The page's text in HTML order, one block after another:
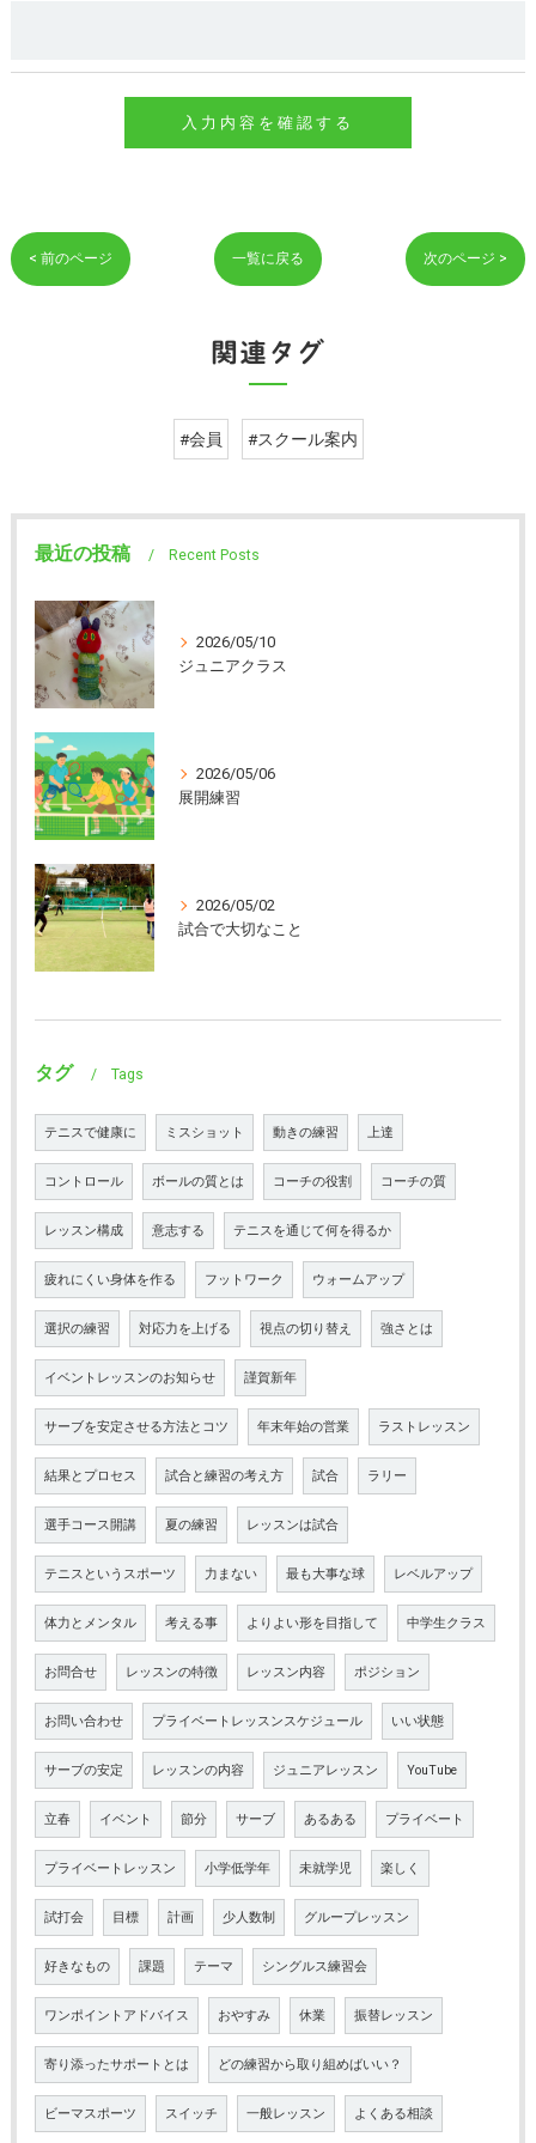
< 前のページ 一覧に戻る 次のページ >
関連タグ
#会員 #スクール案内
最近の投稿 Recent Posts
2026/05/10
ジュニアクラス
2026/05/06
展開練習
2026/05/02
試合で大切なこと
タグ Tags
テニスで健康に ミスショット 動きの練習 上達
コントロール ボールの質とは コーチの役割 コーチの質
レッスン構成 意志する テニスを通じて何を得るか
疲れにくい身体を作る フットワーク ウォームアップ
選択の練習 対応力を上げる 視点の切り替え 強さとは
イベントレッスンのお知らせ 謹賀新年
サーブを安定させる方法とコツ 年末年始の営業 ラストレッスン
結果とプロセス 試合と練習の考え方 試合 ラリー
選手コース開講 夏の練習 レッスンは試合
テニスというスポーツ 力まない 最も大事な球 レベルアップ
体力とメンタル 考える事 よりよい形を目指して 中学生クラス
お問合せ レッスンの特徴 レッスン内容 ポジション
お問い合わせ プライベートレッスンスケジュール いい状態
サーブの安定 レッスンの内容 ジュニアレッスン YouTube
立春 イベント 節分 サーブ あるある プライベート
プライベートレッスン 小学低学年 未就学児 楽しく
試打会 目標 計画 少人数制 グループレッスン
好きなもの 課題 テーマ シングルス練習会
ワンポイントアドバイス おやすみ 休業 振替レッスン
寄り添ったサポートとは どの練習から取り組めばいい？
ビーマスポーツ スイッチ 一般レッスン よくある相談